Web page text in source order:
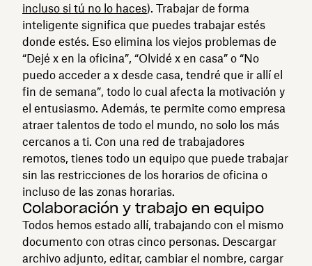
incluso si tú no lo haces). Trabajar de forma
inteligente significa que puedes trabajar estés
donde estés. Eso elimina los viejos problemas de
“Dejé x en la oficina”, “Olvidé x en casa” o “No
puedo acceder a x desde casa, tendré que ir allí el
fin de semana”, todo lo cual afecta la motivación y
el entusiasmo. Además, te permite como empresa
atraer talentos de todo el mundo, no solo los más
cercanos a ti. Con una red de trabajadores
remotos, tienes todo un equipo que puede trabajar
sin las restricciones de los horarios de oficina o
incluso de las zonas horarias.
Colaboración y trabajo en equipo
Todos hemos estado allí, trabajando con el mismo
documento con otras cinco personas. Descargar
archivo adjunto, editar, cambiar el nombre, cargar